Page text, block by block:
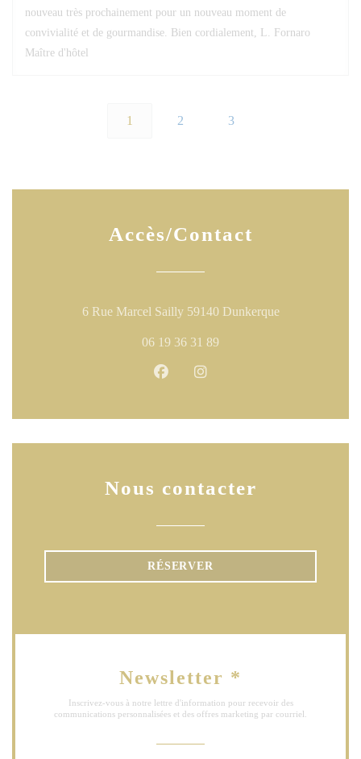
nouveau très prochainement pour un nouveau moment de
convivialité et de gourmandise. Bien cordialement, L. Fornaro
Maître d'hôtel
1 2 3
Accès/Contact
6 Rue Marcel Sailly 59140 Dunkerque((ouvre une
06 19 36 31 89
Facebook ((ouvre une nouvelle
Nous contacter
RÉSERVER
Newsletter *
Inscrivez-vous à notre lettre d'information pour recevoir des
communications personnalisées et des offres marketing par courriel.